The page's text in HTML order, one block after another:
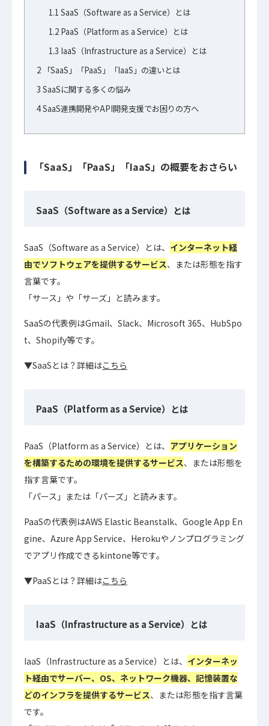
1.1 SaaS（Software as a Service）とは
1.2PaaS（Platform as a Service）とは
1.3 IaaS（Infrastructure as a Service）とは
2 「SaaS」「PaaS」「IaaS」の違いとは
3 SaaSに関する多くの悩み
4SaaS連携開発やAPI開発支援でお困りの方へ
「SaaS」「PaaS」「IaaS」の概要をおさらい
SaaS（Software as a Service）とは
SaaS（Software as a Service）とは、 インターネット経
由でソフトウェアを提供するサービス、または形態を指す
言葉です。
「サース」や「サーズ」と読みます。
SaaSの代表例はGmail、Slack、Microsoft 365、HubSpo
t、Shopify等です。
▼SaaSとは？詳細はこちら
PaaS（Platform as a Service）とは
PaaS（Platform as a Service）とは、 アプリケーション
を構築するための環境を提供するサービス、または形態を
指す言葉です。
「パース」または「パーズ」と読みます。
PaaSの代表例はAWS Elastic Beanstalk、Google App En
gine、Azure App Service、Herokuやノンプログラミング
でアプリ作成できるkintone等です。
▼PaaSとは？詳細はこちら
IaaS（Infrastructure as a Service）とは
IaaS（Infrastructure as a Service）とは、 インターネッ
ト経由でサーバー、OS、ネットワーク機器、記憶装置な
どのインフラを提供するサービス、または形態を指す言葉
です。